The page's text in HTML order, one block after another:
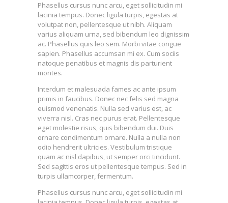
Phasellus cursus nunc arcu, eget sollicitudin mi
lacinia tempus. Donec ligula turpis, egestas at
volutpat non, pellentesque ut nibh. Aliquam
varius aliquam urna, sed bibendum leo dignissim
ac. Phasellus quis leo sem. Morbi vitae congue
sapien. Phasellus accumsan mi ex. Cum sociis
natoque penatibus et magnis dis parturient
montes.
Interdum et malesuada fames ac ante ipsum
primis in faucibus. Donec nec felis sed magna
euismod venenatis. Nulla sed varius est, ac
viverra nisl. Cras nec purus erat. Pellentesque
eget molestie risus, quis bibendum dui. Duis
ornare condimentum ornare. Nulla a nulla non
odio hendrerit ultricies. Vestibulum tristique
quam ac nisl dapibus, ut semper orci tincidunt.
Sed sagittis eros ut pellentesque tempus. Sed in
turpis ullamcorper, fermentum.
Phasellus cursus nunc arcu, eget sollicitudin mi